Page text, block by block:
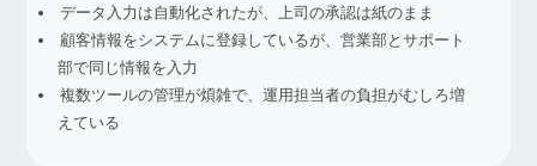
データ入力は自動化されたが、上司の承認は紙のまま
顧客情報をシステムに登録しているが、営業部とサポート
部で同じ情報を入力
複数ツールの管理が煩雑で、運用担当者の負担がむしろ増
えている